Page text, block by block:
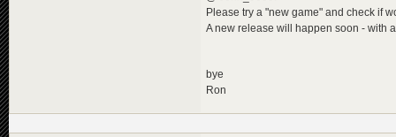
Please try a "new game" and check if
A new release will happen soon - with
bye
Ron